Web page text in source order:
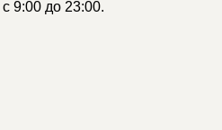
9:00 до 23:00.